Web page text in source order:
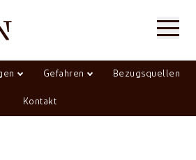
Gefahren Bezugsquellen
Kontakt